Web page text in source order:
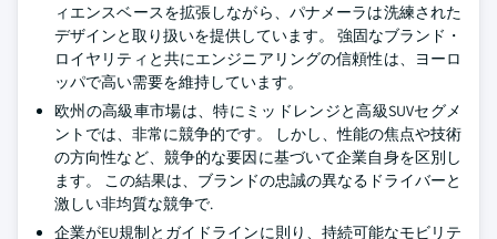
ィエンスベースを拡張しながら、パナメーラは洗練された
デザインと取り扱いを提供しています。 強固なブランド・
ロイヤリティと共にエンジニアリングの信頼性は、ヨーロ
ッパで高い需要を維持しています。
欧州の高級車市場は、特にミッドレンジと高級SUVセグメ
ントでは、非常に競争的です。 しかし、性能の焦点や技術
の方向性など、競争的な要因に基づいて企業自身を区別し
ます。 この結果は、ブランドの忠誠の異なるドライバーと
激しい非均質な競争で.
企業がEU規制とガイドラインに則り、持続可能なモビリテ